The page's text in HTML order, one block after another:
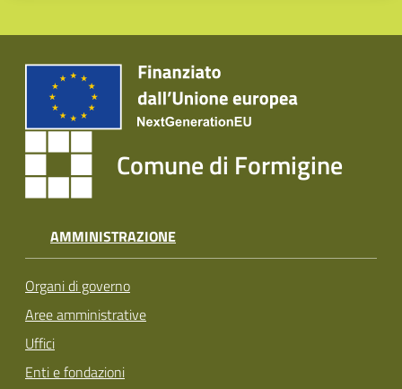
Comune di Formigine
AMMINISTRAZIONE
Organi di governo
Aree amministrative
Uffici
Enti e fondazioni